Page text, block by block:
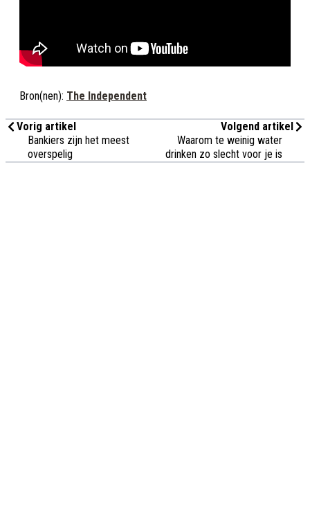
Bron(nen): The Independent
Vorig artikel
Bankiers zijn het meest
overspelig
Volgend artikel
Waarom te weinig water
drinken zo slecht voor je is